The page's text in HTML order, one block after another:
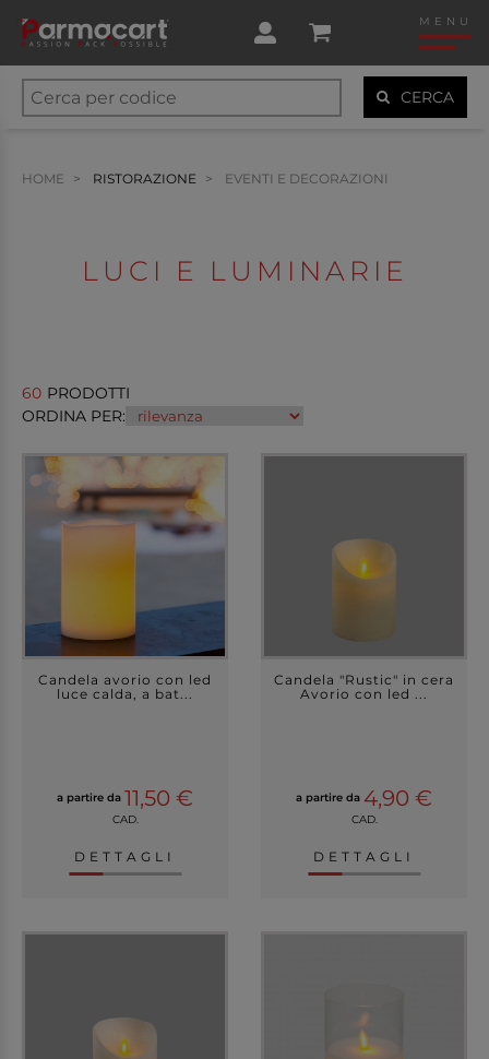
MENU
CERCA
HOME RISTORAZIONE EVENTI E DECORAZIONI
LUCI E LUMINARIE
60 PRODOTTI
ORDINA PER:
Candela avorio con led
luce calda, a bat...
a partire da 11,50 €
CAD.
DETTAGLI
Candela "Rustic" in cera
Avorio con led ...
a partire da 4,90 €
CAD.
DETTAGLI